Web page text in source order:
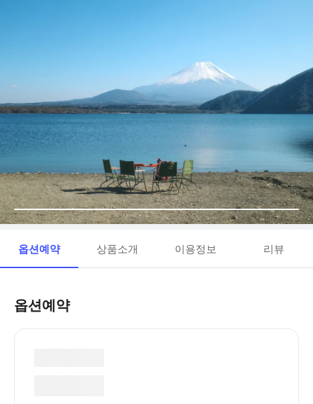
옵션예약 상품소개 이용정보 리뷰
옵션예약